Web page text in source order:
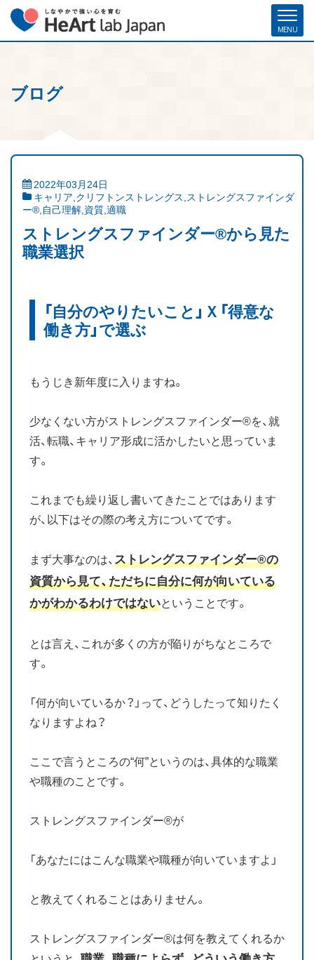
ホーム
クリフトンストレングス®（ストレングスファインダー®）
ストレングスコーチング／セミナー
研修・人材育成／組織開発支援
お客様の声
お知らせ
ブログ
2022年03月24日
キャリア,クリフトンストレングス,ストレングスファインダ
ー®,自己理解,資質,適職
ストレングスファインダー®から見た
職業選択
「自分のやりたいこと」Ｘ「得意な
働き方」で選ぶ
もうじき新年度に入りますね。
少なくない方がストレングスファインダー®を、就
活、転職、キャリア形成に活かしたいと思っていま
す。
これまでも繰り返し書いてきたことではあります
が、以下はその際の考え方についてです。
まず大事なのは、ストレングスファインダー®の
資質から見て、ただちに自分に何が向いている
かがわかるわけではないということです。
とは言え、これが多くの方が陥りがちなところで
す。
「何が向いているか？」って、どうしたって知りたく
なりますよね？
ここで言うところの“何”というのは、具体的な職業
や職種のことです。
ストレングスファインダー®が
「あなたにはこんな職業や職種が向いていますよ」
と教えてくれることはありません。
ストレングスファインダー®は何を教えてくれるか